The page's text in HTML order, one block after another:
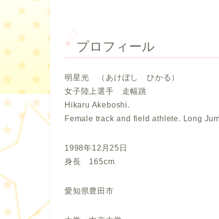
プロフィール
明星光 （あけぼし ひかる）
女子陸上選手 走幅跳
Hikaru Akeboshi.
Female track and field athlete. Long
1998年12月25日
身長 165cm
愛知県豊田市